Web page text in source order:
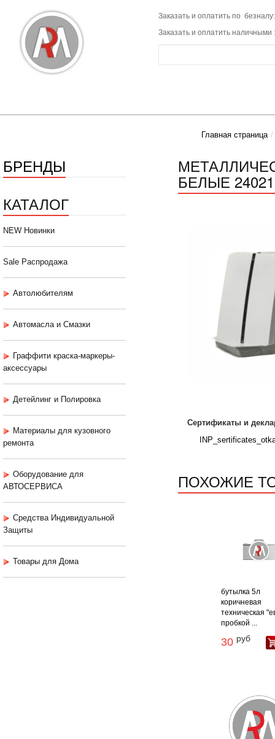
Заказать и оплатить по
Заказать и оплатить наличными
Главная страница
БРЕНДЫ
КАТАЛОГ
NEW Новинки
Sale Распродажа
Автолюбителям
Автомасла и Смазки
Граффити краска-маркеры-
аксессуары
Детейлинг и Полировка
Материалы для кузовного
ремонта
Оборудование для
АВТОСЕРВИСА
Средства Индивидуальной
Защиты
Товары для Дома
БЕЛЫЕ
Сертификаты и
ПОХОЖИЕ
бутылка 5л
коричневая
техническая
пробкой ...
30 руб